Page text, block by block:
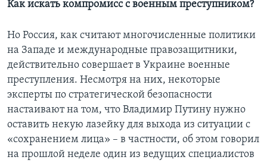
Как искать компромисс с военным преступником?
Но Россия, как считают многочисленные политики
на Западе и международные правозащитники,
действительно совершает в Украине военные
преступления. Несмотря на них, некоторые
эксперты по стратегической безопасности
настаивают на том, что Владимир Путину нужно
оставить некую лазейку для выхода из ситуации с
«сохранением лица» – в частности, об этом говорил
на прошлой неделе один из ведущих специалистов